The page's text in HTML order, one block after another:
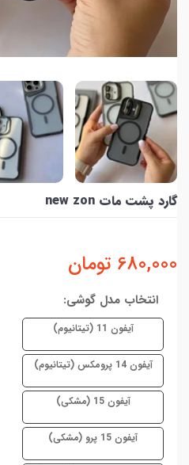
گارد پشت مات new zon
680,000 تومان
انتخاب مدل گوشی:
آیفون 11 (تیتانیوم)
آیفون 14 پرومکس (تیتانیوم)
آیفون 15 (مشکی)
آیفون 15 پرو (مشکی)